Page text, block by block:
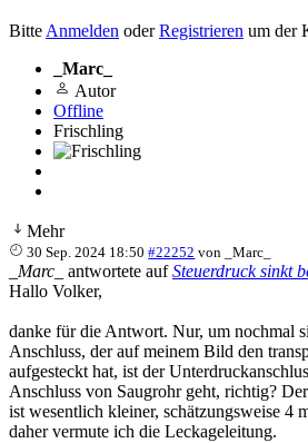
Bitte Anmelden oderRegistrieren um der
_Marc_
Autor
Offline
Frischling
Mehr
30 Sep. 2024 18:50 #22252 von _Marc_
_Marc_ antwortete aufSteuerdruck sinkt
Hallo Volker,
danke für die Antwort. Nur, um nochmal
Anschluss, der auf meinem Bild den
aufgesteckt hat, ist der
Anschluss von Saugrohr geht, richtig?
ist wesentlich kleiner, schätzungsweise 4
daher vermute ich die Leckageleitung.